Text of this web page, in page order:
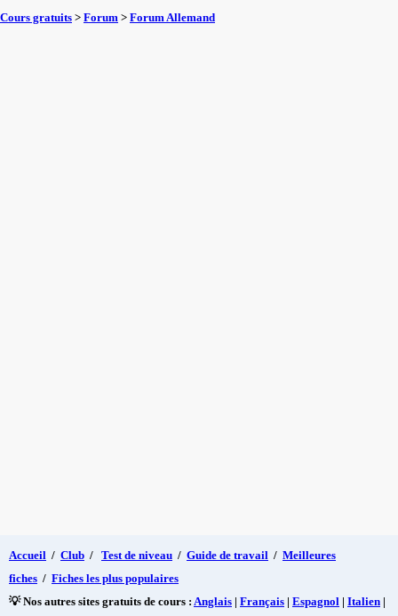
Cours gratuits > Forum > Forum Allemand
Accueil / Club / Test de niveau / Guide de travail / Meilleures
fiches / Fiches les plus populaires
💡 Nos autres sites gratuits de cours : Anglais | Français | Espagnol | Italien |